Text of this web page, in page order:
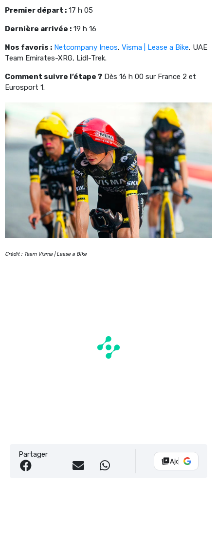
Premier départ : 17 h 05
Dernière arrivée : 19 h 16
Nos favoris : Netcompany Ineos, Visma | Lease a Bike, UAE
Team Emirates-XRG, Lidl-Trek.
Comment suivre l’étape ? Dès 16 h 00 sur France 2 et
Eurosport 1.
Crédit : Team Visma | Lease a Bike
Partager
Ajouter Vélo